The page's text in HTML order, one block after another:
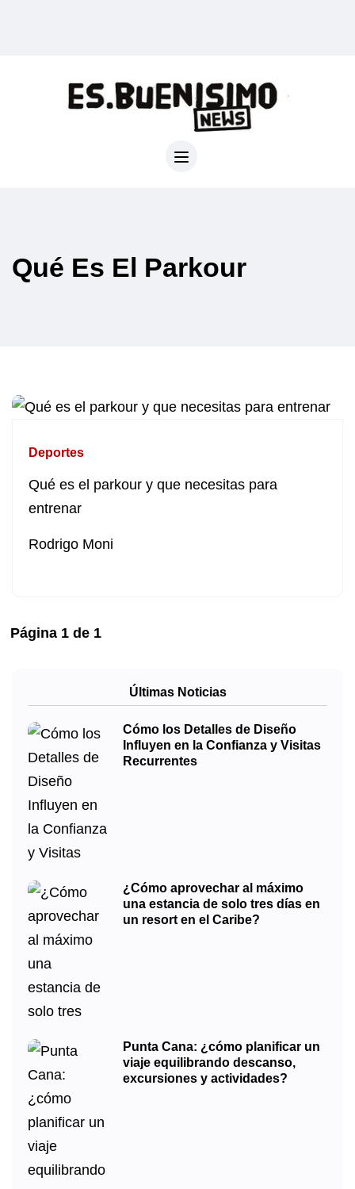
Qué Es El Parkour
Deportes
Qué es el parkour y que necesitas para
entrenar
Rodrigo Moni
Página 1 de 1
Últimas Noticias
Cómo los Detalles de Diseño
Influyen en la Confianza y Visitas
Recurrentes
¿Cómo aprovechar al máximo
una estancia de solo tres días en
un resort en el Caribe?
Punta Cana: ¿cómo planificar un
viaje equilibrando descanso,
excursiones y actividades?